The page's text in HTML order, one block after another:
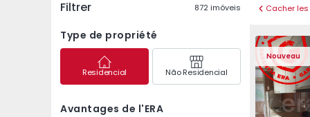
Filtrer 872imóveis
Type de propriété
Residencial Não Residencial
Avantages de l'ERA
Cacher
Nouveau
Appartement T3